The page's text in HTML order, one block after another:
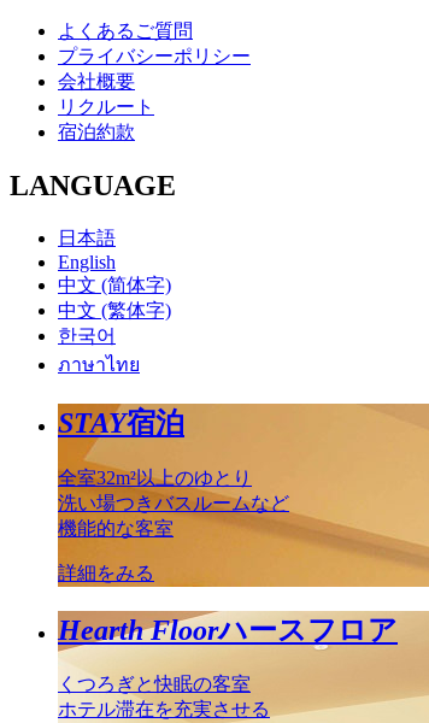
よくあるご質問
プライバシーポリシー
会社概要
リクルート
宿泊約款
LANGUAGE
日本語
English
中文 (简体字)
中文 (繁体字)
한국어
ภาษาไทย
STAY宿泊
全室32m²以上のゆとり
洗い場つきバスルームなど
機能的な客室
詳細をみる
Hearth Floorハースフロア
くつろぎと快眠の客室
ホテル滞在を充実させる